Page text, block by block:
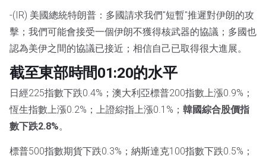
-(IR) 美國總統特朗普：多國請求我們"短暫"推遲對伊朗的攻
擊；我們可能會接受一個伊朗不獲得核武器的協議；多國也
認為美伊之間的協議已接近；相信自己已取得很大進展。
截至東部時間01:20的水平
日經225指數下跌0.4%；澳大利亞標普200指數上漲0.9%；
恆生指數上漲0.2%；上證綜指上漲0.1%； 韓國綜合股價指
數下跌2.8%。
標普500指數期貨下跌0.3%；納斯達克100指數下跌0.5%；